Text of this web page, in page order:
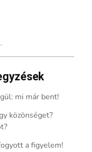
mi már bent!
közönséget?
a figyelem!